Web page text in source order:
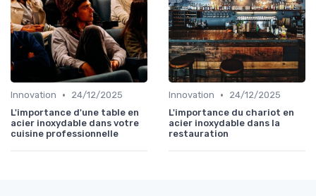
Innovation •
24/12/2025
L'importance d'une table en
acier inoxydable dans votre
cuisine professionnelle
Innovation •
24/12/2025
L'importance du chariot en
acier inoxydable dans la
restauration